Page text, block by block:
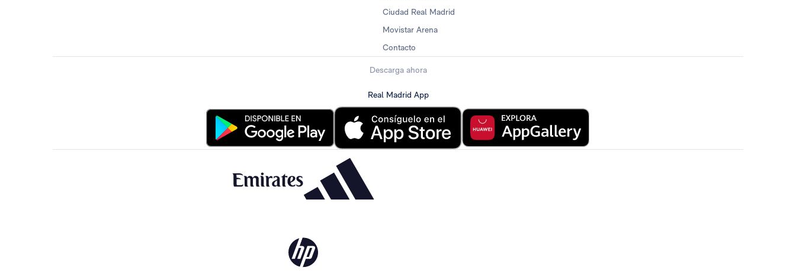
Ciudad Real Madrid
Movistar Arena
Contacto
Descarga ahora
Real Madrid App